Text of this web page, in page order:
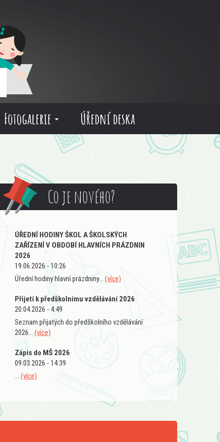
Fotogalerie Úřední deska
Co je nového?
ÚŘEDNÍ HODINY ŠKOL A ŠKOLSKÝCH
ZAŘÍZENÍ V OBDOBÍ HLAVNÍCH PRÁZDNIN
2026
19.06.2026 - 10:26
Úřední hodiny hlavní prázdniny... (více)
Přijetí k předškolnímu vzdělávání 2026
20.04.2026 - 4:49
Seznam přijatých do předškolního vzdělávání
2026... (více)
Zápis do MŠ 2026
09.03.2026 - 14:39
... (více)